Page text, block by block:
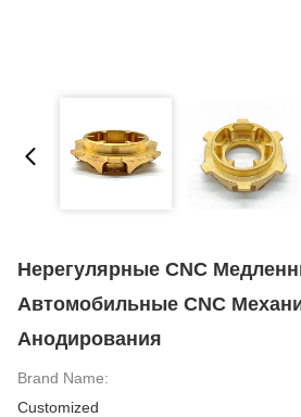
Нерегулярные CNC
Автомобильные CNC
Анодирования
Brand Name:
Customized